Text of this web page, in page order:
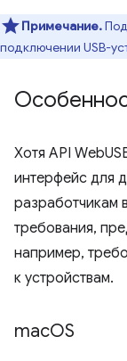
Примечание.
подключении USB-
Хотя API
интерфейс для
разработчикам
требования,
например,
к устройствам.
macOS